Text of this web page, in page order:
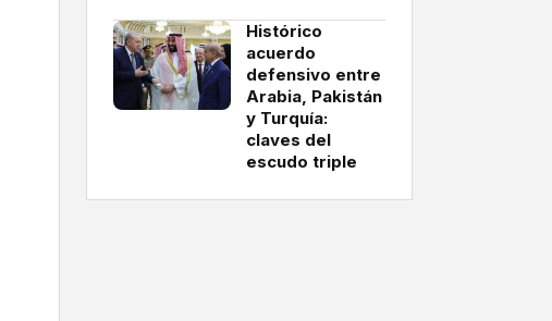
Histórico
acuerdo
defensivo entre
Arabia, Pakistán
y Turquía:
claves del
escudo triple